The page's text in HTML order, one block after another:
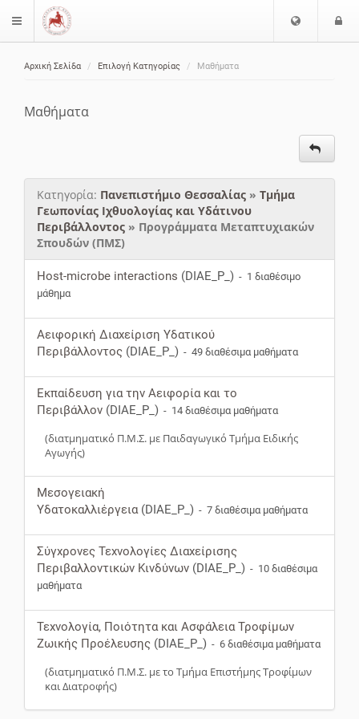
$langMenu
Γ
λ
ώ
α
Αρχική Σελίδα Επιλογή Κατηγορίας Μαθήματα
Μαθήματα
Κατηγορία: Πανεπιστήμιο Θεσσαλίας » Τμήμα
Γεωπονίας Ιχθυολογίας και Υδάτινου
Περιβάλλοντος » Προγράμματα Μεταπτυχιακών
Σπουδών (ΠΜΣ)
Host-microbe interactions (DIAE_P_) - 1 διαθέσιμο
μάθημα
Αειφορική Διαχείριση Υδατικού
Περιβάλλοντος (DIAE_P_) - 49 διαθέσιμα μαθήματα
Εκπαίδευση για την Αειφορία και το
Περιβάλλον (DIAE_P_) - 14 διαθέσιμα μαθήματα
(διατμηματικό Π.Μ.Σ. με Παιδαγωγικό Τμήμα Ειδικής
Αγωγής)
Μεσογειακή
Υδατοκαλλιέργεια(DIAE_P_) - 7 διαθέσιμα μαθήματα
Σύγχρονες Τεχνολογίες Διαχείρισης
Περιβαλλοντικών Κινδύνων (DIAE_P_) - 10 διαθέσιμα
μαθήματα
Τεχνολογία, Ποιότητα και Ασφάλεια Τροφίμων
Ζωικής Προέλευσης (DIAE_P_) - 6 διαθέσιμα μαθήματα
(διατμηματικό Π.Μ.Σ. με το Τμήμα Επιστήμης Τροφίμων
και Διατροφής)